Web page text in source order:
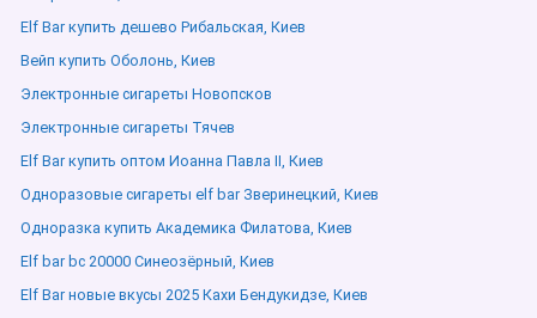
Elf Bar купить дешево Рибальская, Киев
Вейп купить Оболонь, Киев
Электронные сигареты Новопсков
Электронные сигареты Тячев
Elf Bar купить оптом Иоанна Павла ІІ, Киев
Одноразовые сигареты elf bar Зверинецкий, Киев
Одноразка купить Академика Филатова, Киев
Elf bar bc 20000 Синеозёрный, Киев
Elf Bar новые вкусы 2025 Кахи Бендукидзе, Киев